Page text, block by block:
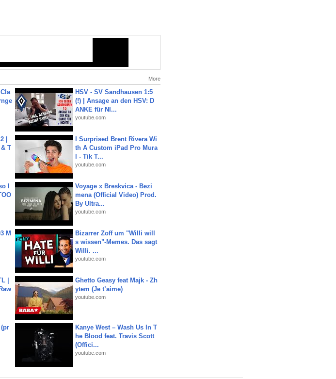
More
HSV - SV Sandhausen 1:5
(!) | Ansage an den HSV: D
ANKE für NI...
youtube.com
|
& T
I Surprised Brent Rivera Wi
th A Custom iPad Pro Mura
l - Tik T...
youtube.com
I
Voyage x Breskvica - Bezi
mena (Official Video) Prod.
By Ultra...
youtube.com
M
Bizarrer Zoff um "Willi will
s wissen"-Memes. Das sagt
Willi. ...
youtube.com
|
Ghetto Geasy feat Majk - Zh
ytem (Je t’aime)
youtube.com
(pr
Kanye West – Wash Us In T
he Blood feat. Travis Scott
(Offici...
youtube.com